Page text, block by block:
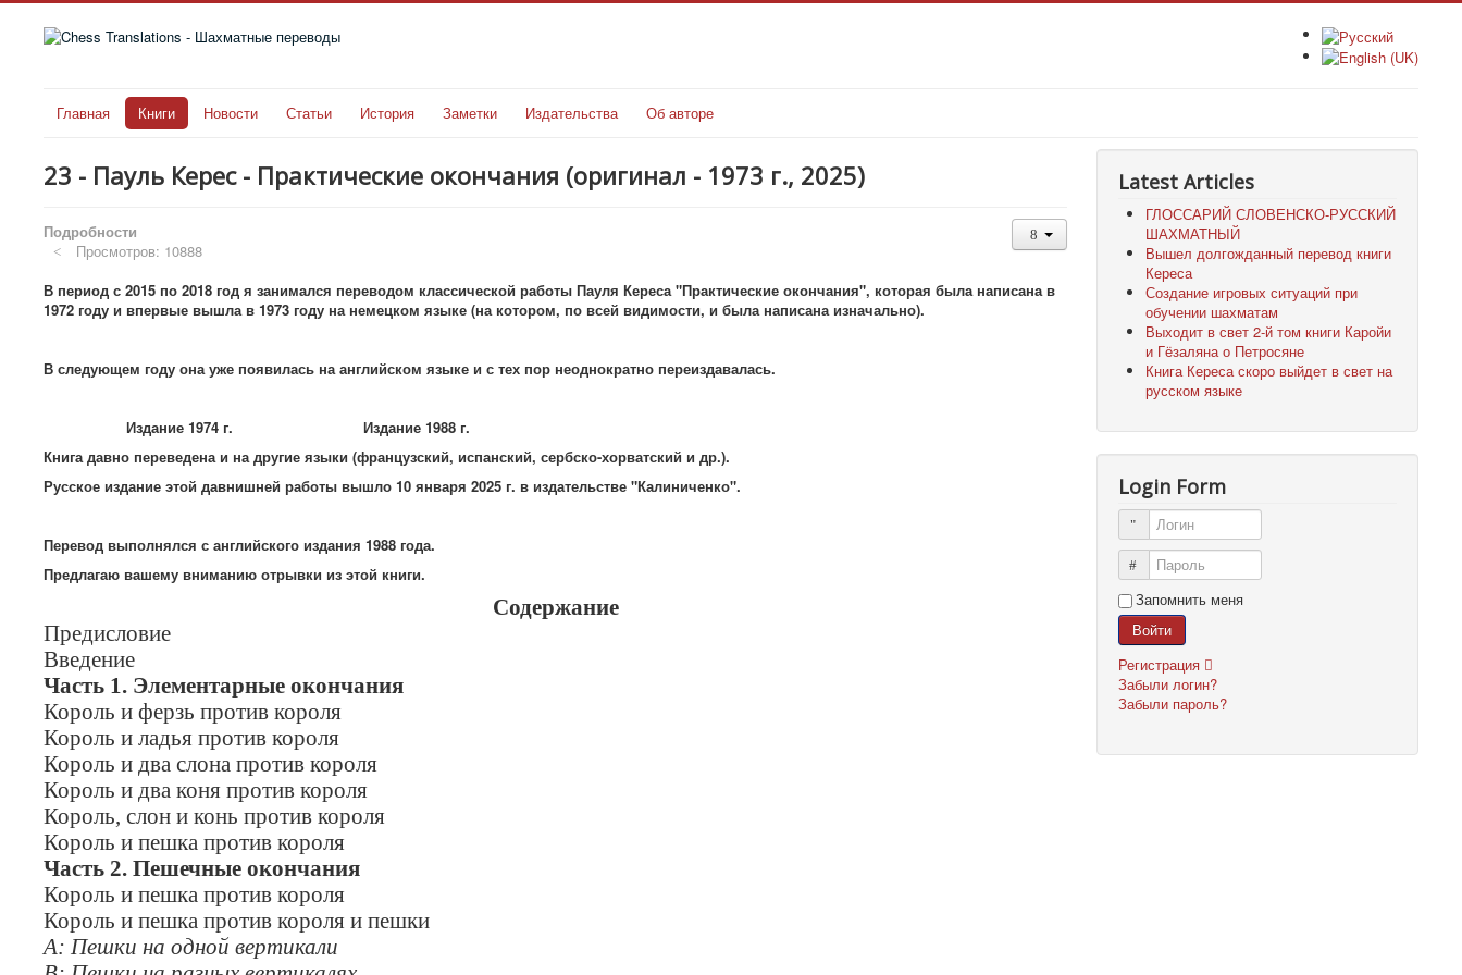
Главная Книги Новости Статьи История Заметки Издательства Об авторе
23 - Пауль Керес - Практические окончания (оригинал - 1973 г., 2025)
Подробности
Просмотров: 10888
В период с 2015 по 2018 год я занимался переводом классической работы Пауля Кереса "Практические окончания", которая была написана в
1972 году и впервые вышла в 1973 году на немецком языке (на котором, по всей видимости, и была написана изначально).
В следующем году она уже появилась на английском языке и с тех пор неоднократно переиздавалась.
Издание 1974 г. Издание 1988 г.
Книга давно переведена и на другие языки (французский, испанский, сербско-хорватский и др.).
Русское издание этой давнишней работы вышло 10 января 2025 г. в издательстве "Калиниченко".
Перевод выполнялся с английского издания 1988 года.
Предлагаю вашему вниманию отрывки из этой книги.
Содержание
Предисловие
Введение
Часть 1. Элементарные окончания
Король и ферзь против короля
Король и ладья против короля
Король и два слона против короля
Король и два коня против короля
Король, слон и конь против короля
Король и пешка против короля
Часть 2. Пешечные окончания
Король и пешка против короля
Король и пешка против короля и пешки
А: Пешки на одной вертикали
Latest Articles
ГЛОССАРИЙ СЛОВЕНСКО-РУССКИЙ
ШАХМАТНЫЙ
Вышел долгожданный перевод книги
Кереса
Создание игровых ситуаций при
обучении шахматам
Выходит в свет 2-й том книги Каройи
и Гёзаляна о Петросяне
Книга Кереса скоро выйдет в свет на
русском языке
Login Form
Логин
Пароль
Запомнить меня
Войти
Регистрация
Забыли логин?
Забыли пароль?